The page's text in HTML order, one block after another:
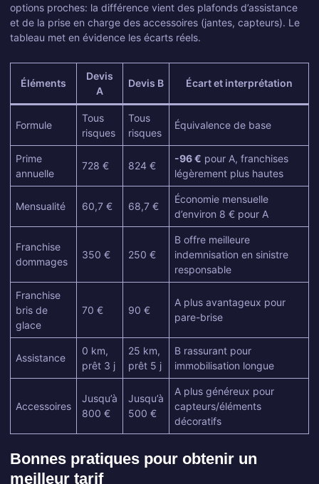
options proches: la différence vient des plafonds d’assistance
et de la prise en charge des accessoires (jantes, capteurs). Le
tableau met en évidence les écarts réels.
Éléments
Devis
A
Devis B Écart et interprétation
Formule
Tous
risques
Tous
risques
Équivalence de base
Prime
annuelle
728 € 824 €
-96 € pour A, franchises
légèrement plus hautes
Mensualité 60,7 € 68,7 €
Économie mensuelle
d’environ 8 € pour A
Franchise
dommages
350 € 250 €
B offre meilleure
indemnisation en sinistre
responsable
Franchise
bris de
glace
70 € 90 €
A plus avantageux pour
pare-brise
Assistance
0 km,
prêt 3 j
25 km,
prêt 5 j
B rassurant pour
immobilisation longue
Accessoires
Jusqu’à
800 €
Jusqu’à
500 €
A plus généreux pour
capteurs/éléments
décoratifs
Bonnes pratiques pour obtenir un
meilleur tarif